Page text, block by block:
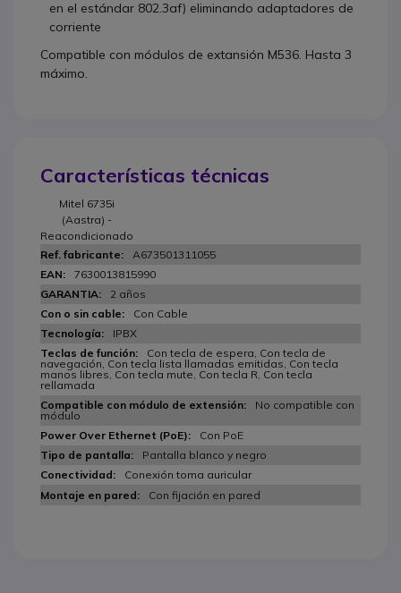
en el estándar 802.3af) eliminando adaptadores de
corriente
Compatible con módulos de extansión M536. Hasta 3
máximo.
Características técnicas
Mitel 6735i
(Aastra) -
Reacondicionado
A673501311055
7630013815990
2 años
Con Cable
IPBX
Con tecla de espera, Con tecla de
navegación, Con tecla lista llamadas emitidas, Con tecla
manos libres, Con tecla mute, Con tecla R, Con tecla
rellamada
No compatible con
módulo
Con PoE
Pantalla blanco y negro
Conexión toma auricular
Con fijación en pared